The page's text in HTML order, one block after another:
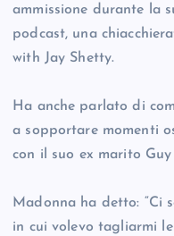
ammissione durante la
podcast, una
with Jay Shetty.
Ha anche parlato di
a sopportare momenti
con il suo ex marito Guy
Madonna ha detto: “Ci
in cui volevo tagliarmi